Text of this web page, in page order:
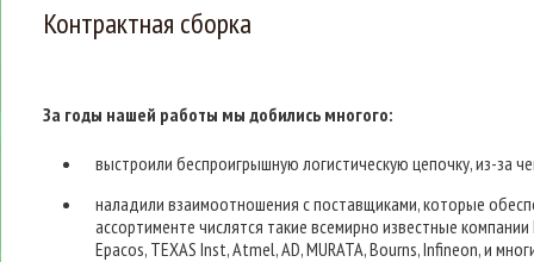
Контрактная сборка
За годы нашей работы мы добились многого:
выстроили беспроигрышную логистическую цепочку, из-за
наладили взаимоотношения с поставщиками, которые
ассортименте числятся такие всемирно известные
Epаcos, TEXAS Inst, Atmel, AD, MURATA, Bourns, Infineon, и